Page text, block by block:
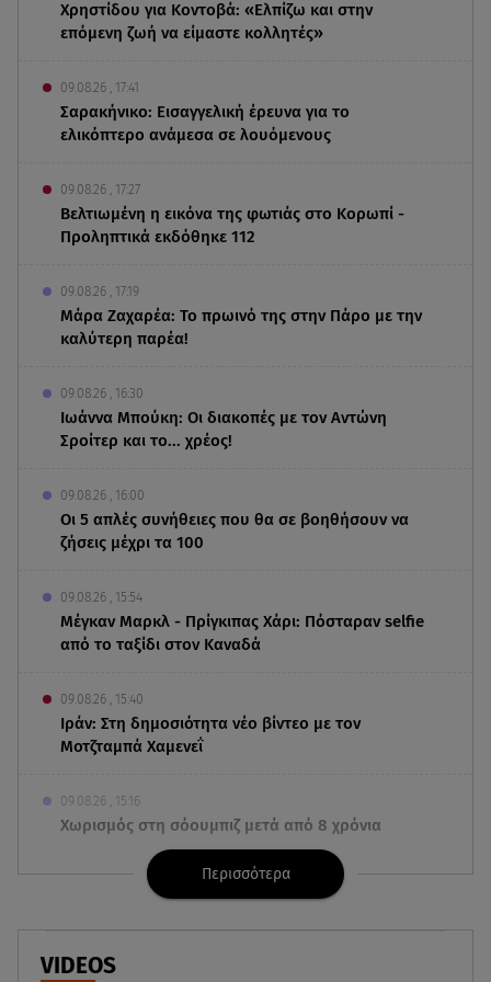
Χρηστίδου για Κοντοβά: «Ελπίζω και στην
επόμενη ζωή να είμαστε κολλητές»
09.08.26 , 17:41
Σαρακήνικο: Εισαγγελική έρευνα για το
ελικόπτερο ανάμεσα σε λουόμενους
09.08.26 , 17:27
Βελτιωμένη η εικόνα της φωτιάς στο Κορωπί -
Προληπτικά εκδόθηκε 112
09.08.26 , 17:19
Μάρα Ζαχαρέα: Το πρωινό της στην Πάρο με την
καλύτερη παρέα!
09.08.26 , 16:30
Ιωάννα Μπούκη: Οι διακοπές με τον Αντώνη
Σροίτερ και το... χρέος!
09.08.26 , 16:00
Οι 5 απλές συνήθειες που θα σε βοηθήσουν να
ζήσεις μέχρι τα 100
09.08.26 , 15:54
Μέγκαν Μαρκλ - Πρίγκιπας Χάρι: Πόσταραν selfie
από το ταξίδι στον Καναδά
09.08.26 , 15:40
Ιράν: Στη δημοσιότητα νέο βίντεο με τον
Μοτζταμπά Χαμενεΐ
09.08.26 , 15:16
Χωρισμός στη σόουμπιζ μετά από 8 χρόνια
γάμου - Η ανακοίνωση
Τουρισμός για Όλους 2026-2027: Ποια ΑΦΜ
Περισσότερα
VIDEOS